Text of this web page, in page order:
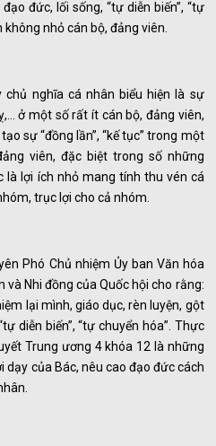
đức, lối sống, “tự diễn biến”, “tự
nhỏ cán bộ, đảng viên.
nghĩa cá nhân biểu hiện là sự
ở một số rất ít cán bộ, đảng viên,
sự “đồng lần”, “kế tục” trong một
viên, đặc biệt trong số những
là lợi ích nhỏ mang tính thu vén cá
trục lợi cho cả nhóm.
Phó Chủ nhiệm Ủy ban Văn hóa
và Nhi đồng của Quốc hội cho rằng:
lại mình, giáo dục, rèn luyện, gột
diễn biến”, “tự chuyển hóa”. Thực
Trung ương 4 khóa 12 là những
của Bác, nêu cao đạo đức cách